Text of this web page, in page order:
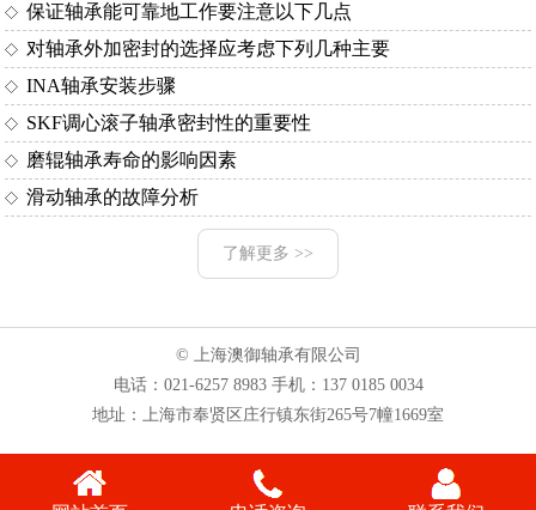
保证轴承能可靠地工作要注意以下几点
对轴承外加密封的选择应考虑下列几种主要
INA轴承安装步骤
SKF调心滚子轴承密封性的重要性
磨辊轴承寿命的影响因素
滑动轴承的故障分析
了解更多 >>
© 上海澳御轴承有限公司
电话： 021-6257 8983手机： 137 0185 0034
地址：上海市奉贤区庄行镇东街265号7幢1669室